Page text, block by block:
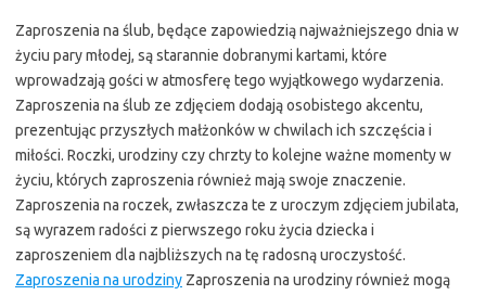
Zaproszenia na ślub, będące zapowiedzią najważniejszego dnia w
życiu pary młodej, są starannie dobranymi kartami, które
wprowadzają gości w atmosferę tego wyjątkowego wydarzenia.
Zaproszenia na ślub ze zdjęciem dodają osobistego akcentu,
prezentując przyszłych małżonków w chwilach ich szczęścia i
miłości. Roczki, urodziny czy chrzty to kolejne ważne momenty w
życiu, których zaproszenia również mają swoje znaczenie.
Zaproszenia na roczek, zwłaszcza te z uroczym zdjęciem jubilata,
są wyrazem radości z pierwszego roku życia dziecka i
zaproszeniem dla najbliższych na tę radosną uroczystość.
Zaproszenia na urodziny Zaproszenia na urodziny również mogą